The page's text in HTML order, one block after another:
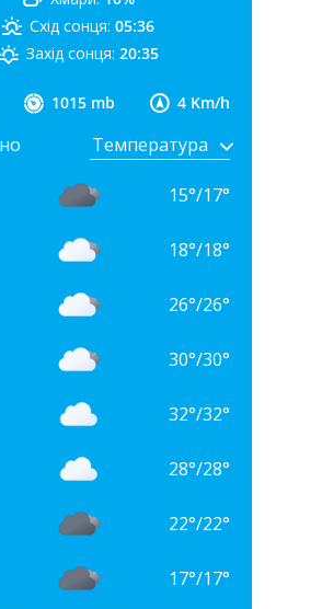
1015 mb 4 Km/h
Схід сонця: 05:36
Захід сонця: 20:35
15°/17°
18°/18°
26°/26°
30°/30°
32°/32°
28°/28°
22°/22°
17°/17°